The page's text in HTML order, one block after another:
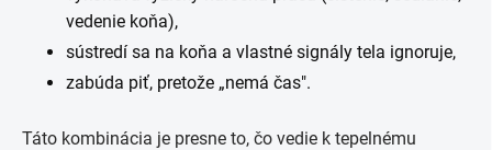
vedenie koňa),
sústredí sa na koňa a vlastné signály tela ignoruje,
zabúda piť, pretože „nemá čas".
Táto kombinácia je presne to, čo vedie k tepelnému